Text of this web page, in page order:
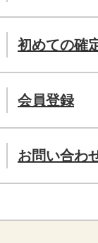
初めての確
会員登録
お問い合わ